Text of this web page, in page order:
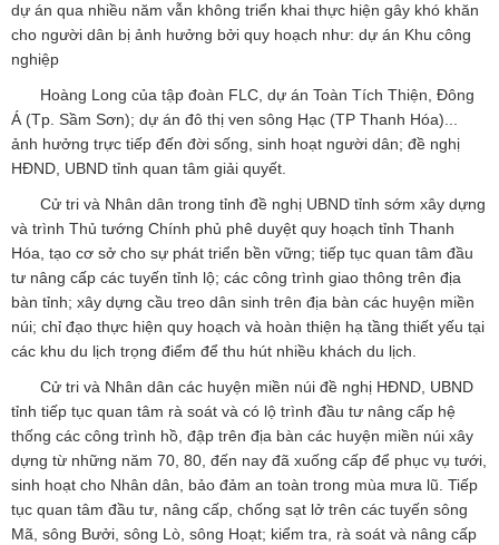
dự án qua nhiều năm vẫn không triển khai thực hiện gây khó khăn
cho người dân bị ảnh hưởng bởi quy hoạch như: dự án Khu công
nghiệp
Hoàng Long của tập đoàn FLC, dự án Toàn Tích Thiện, Đông
Á (Tp. Sầm Sơn); dự án đô thị ven sông Hạc (TP Thanh Hóa)...
ảnh hưởng trực tiếp đến đời sống, sinh hoạt người dân; đề nghị
HĐND, UBND tỉnh quan tâm giải quyết.
Cử tri và Nhân dân trong tỉnh đề nghị UBND tỉnh sớm xây dựng
và trình Thủ tướng Chính phủ phê duyệt quy hoạch tỉnh Thanh
Hóa, tạo cơ sở cho sự phát triển bền vững; tiếp tục quan tâm đầu
tư nâng cấp các tuyến tỉnh lộ; các công trình giao thông trên địa
bàn tỉnh; xây dựng cầu treo dân sinh trên địa bàn các huyện miền
núi; chỉ đạo thực hiện quy hoạch và hoàn thiện hạ tầng thiết yếu tại
các khu du lịch trọng điểm để thu hút nhiều khách du lịch.
Cử tri và Nhân dân các huyện miền núi đề nghị HĐND, UBND
tỉnh tiếp tục quan tâm rà soát và có lộ trình đầu tư nâng cấp hệ
thống các công trình hồ, đập trên địa bàn các huyện miền núi xây
dựng từ những năm 70, 80, đến nay đã xuống cấp để phục vụ tưới,
sinh hoạt cho Nhân dân, bảo đảm an toàn trong mùa mưa lũ. Tiếp
tục quan tâm đầu tư, nâng cấp, chống sạt lở trên các tuyến sông
Mã, sông Bưởi, sông Lò, sông Hoạt; kiểm tra, rà soát và nâng cấp